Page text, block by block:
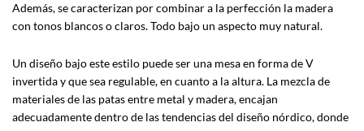
Además, se caracterizan por combinar a la perfección la madera
con tonos blancos o claros. Todo bajo un aspecto muy natural.
Un diseño bajo este estilo puede ser una mesa en forma de V
invertida y que sea regulable, en cuanto a la altura. La mezcla de
materiales de las patas entre metal y madera, encajan
adecuadamente dentro de las tendencias del diseño nórdico, donde